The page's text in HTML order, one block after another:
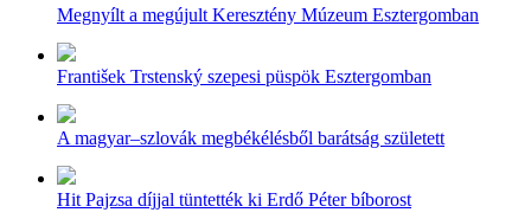
Megnyílt a megújult Keresztény Múzeum Esztergomban
František Trstenský szepesi püspök Esztergomban
A magyar–szlovák megbékélésből barátság született
Hit Pajzsa díjjal tüntették ki Erdő Péter bíborost